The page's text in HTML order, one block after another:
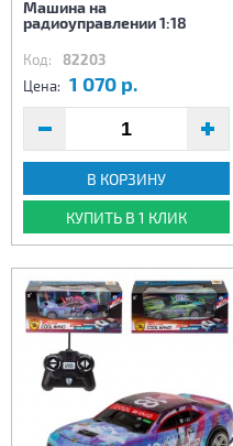
Машина на
радиоуправлении 1:18
Код: 82203
Цена: 1 070 р.
В КОРЗИНУ
КУПИТЬ В 1 КЛИК